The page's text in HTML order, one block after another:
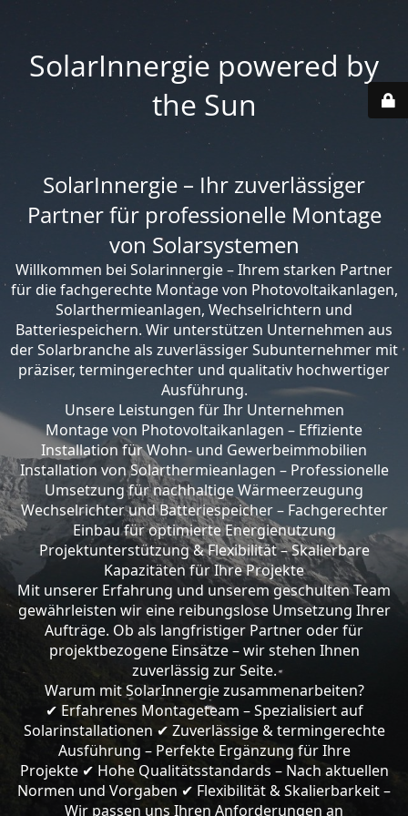
SolarInnergie powered by
the Sun
SolarInnergie – Ihr zuverlässiger
Partner für professionelle Montage
von Solarsystemen
Willkommen bei Solarinnergie – Ihrem starken Partner
für die fachgerechte Montage von Photovoltaikanlagen,
Solarthermieanlagen, Wechselrichtern und
Batteriespeichern. Wir unterstützen Unternehmen aus
der Solarbranche als zuverlässiger Subunternehmer mit
präziser, termingerechter und qualitativ hochwertiger
Ausführung.
Unsere Leistungen für Ihr Unternehmen
Montage von Photovoltaikanlagen – Effiziente
Installation für Wohn- und Gewerbeimmobilien
Installation von Solarthermieanlagen – Professionelle
Umsetzung für nachhaltige Wärmeerzeugung
Wechselrichter und Batteriespeicher – Fachgerechter
Einbau für optimierte Energienutzung
Projektunterstützung & Flexibilität – Skalierbare
Kapazitäten für Ihre Projekte
Mit unserer Erfahrung und unserem geschulten Team
gewährleisten wir eine reibungslose Umsetzung Ihrer
Aufträge. Ob als langfristiger Partner oder für
projektbezogene Einsätze – wir stehen Ihnen
zuverlässig zur Seite.
Warum mit SolarInnergie zusammenarbeiten?
✔ Erfahrenes Montageteam – Spezialisiert auf
Solarinstallationen ✔ Zuverlässige & termingerechte
Ausführung – Perfekte Ergänzung für Ihre
Projekte ✔ Hohe Qualitätsstandards – Nach aktuellen
Normen und Vorgaben ✔ Flexibilität & Skalierbarkeit –
Wir passen uns Ihren Anforderungen an